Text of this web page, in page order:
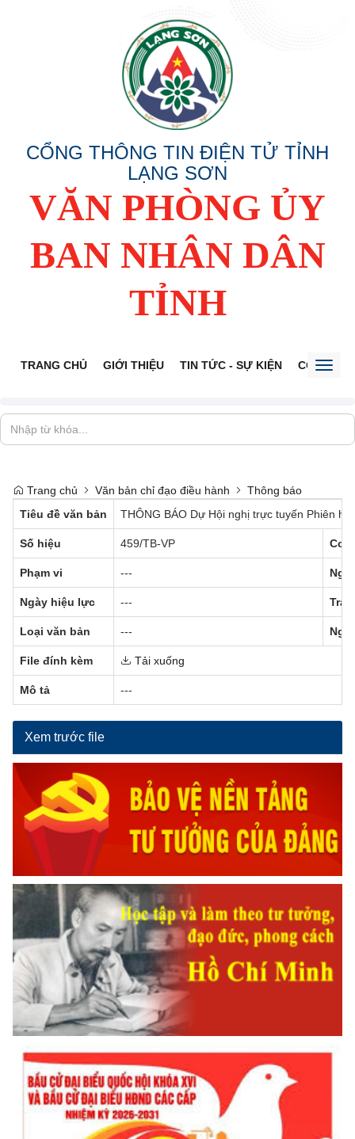
CỔNG THÔNG TIN ĐIỆN TỬ TỈNH
LẠNG SƠN
VĂN PHÒNG ỦY
BAN NHÂN DÂN
TỈNH
TRANG CHỦ GIỚI THIỆU TIN TỨC - SỰ KIỆN CỔNG
Trang chủ Văn bản chỉ đạo điều hành
Thông báo
Tiêu đề văn bản
THÔNG BÁO Dự Hội nghị trực tuyến Phiên
Số hiệu 459/TB-VP Cơ
Phạm vi ---
Ngày hiệu lực ---
Loại văn bản ---
File đính kèm Tải xuống
Mô tả ---
Xem trước file